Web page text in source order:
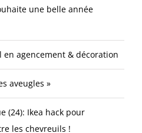
une belle année
en agencement & décoration
aveugles »
(24): Ikea hack pour
les chevreuils !